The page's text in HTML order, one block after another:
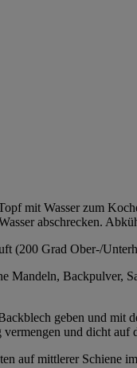
mit Wasser zum
abschrecken.
(200 Grad Ober-/
Mandeln, Backpulver,
geben und
und dicht
auf mittlerer Schiene